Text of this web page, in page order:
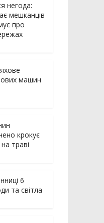
негода:
мешканців
про
машин
крокує
траві
6
та світла